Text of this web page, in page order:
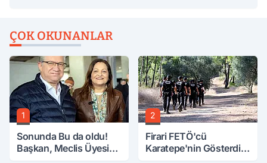
ÇOK OKUNANLAR
1
Sonunda Bu da oldu!
Başkan, Meclis Üyesini
2
Firari FETÖ'cü
Karatepe'nin Gösterdiği